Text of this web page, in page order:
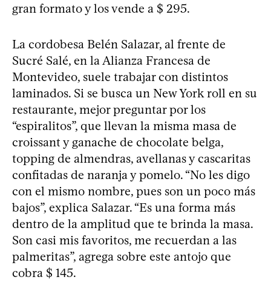
gran formato y los vende a $ 295.
La cordobesa Belén Salazar, al frente de
Sucré Salé, en la Alianza Francesa de
Montevideo, suele trabajar con distintos
laminados. Si se busca un New York roll en su
restaurante, mejor preguntar por los
“espiralitos”, que llevan la misma masa de
croissant y ganache de chocolate belga,
topping de almendras, avellanas y cascaritas
confitadas de naranja y pomelo. “No les digo
con el mismo nombre, pues son un poco más
bajos”, explica Salazar. “Es una forma más
dentro de la amplitud que te brinda la masa.
Son casi mis favoritos, me recuerdan a las
palmeritas”, agrega sobre este antojo que
cobra $ 145.